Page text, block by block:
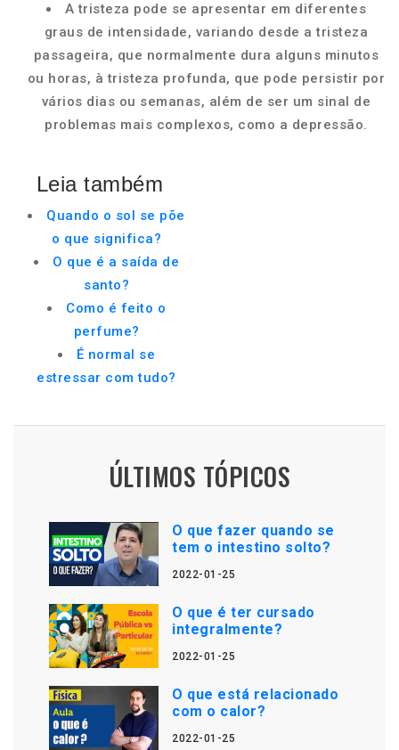
A tristeza pode se apresentar em diferentes
graus de intensidade, variando desde a tristeza
passageira, que normalmente dura alguns minutos
ou horas, à tristeza profunda, que pode persistir por
vários dias ou semanas, além de ser um sinal de
problemas mais complexos, como a depressão.
Leia também
Quando o sol se põe
o que significa?
O que é a saída de
santo?
Como é feito o
perfume?
É normal se
estressar com tudo?
ÚLTIMOS TÓPICOS
O que fazer quando se
tem o intestino solto?
2022-01-25
O que é ter cursado
integralmente?
2022-01-25
O que está relacionado
com o calor?
2022-01-25